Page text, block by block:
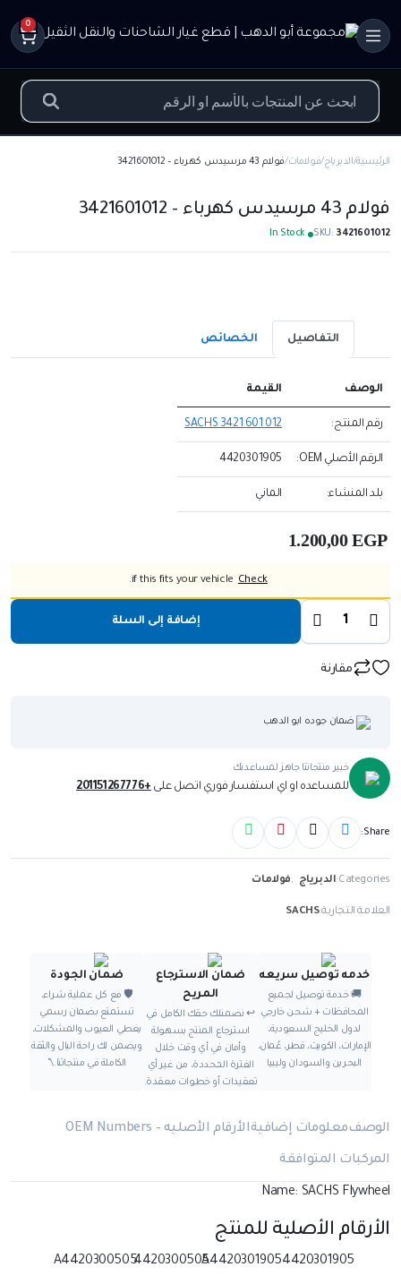
0
الرئيسية الدبرياج فولامات فولام 43 مرسيدس كهرباء – 3421601012
فولام 43 مرسيدس كهرباء – 3421601012
SKU: 3421601012
In Stock
التفاصيل الخصائص
الوصف القيمة
رقم المنتج: SACHS 3421 601 012
الرقم الأصلي OEM: 4420301905
بلد المنشاء: الماني
1.200,00EGP
Check
if this fits your vehicle.
إضافة إلى السلة
مقارنة
ضمان جوده ابو الدهب
خبير منتجاتنا جاهز لمساعدتك
للمساعده او اي استفسار فوري اتصل على+201151267776
Share:
Categories: الدبرياج ,فولامات
العلامة التجارية:SACHS
خدمه توصيل سريعه
🚚 خدمة توصيل لجميع
المحافظات + شحن خارجي
لدول الخليج السعودية،
الإمارات، الكويت، قطر، عُمان،
البحرين والسودان وليبيا
ضمان الاسترجاع
المريح
↩️ نضمنلك حقك الكامل في
استرجاع المنتج بسهولة
وأمان في أي وقت خلال
الفترة المحددة، من غير أي
تعقيدات أو خطوات معقدة.
ضمان الجودة
🛡️ مع كل عملية شراء،
تستمتع بضمان رسمي
يغطي العيوب والمشكلات،
ويضمن لك راحة البال والثقة
الكاملة في منتجاتنا.\"
الوصفمعلومات إضافيةالأرقام الأصليه – OEM Numbers
المركبات المتوافقة
Name: SACHS Flywheel
الأرقام الأصلية للمنتج
4420301905
A4420301905
4420300505
A4420300505